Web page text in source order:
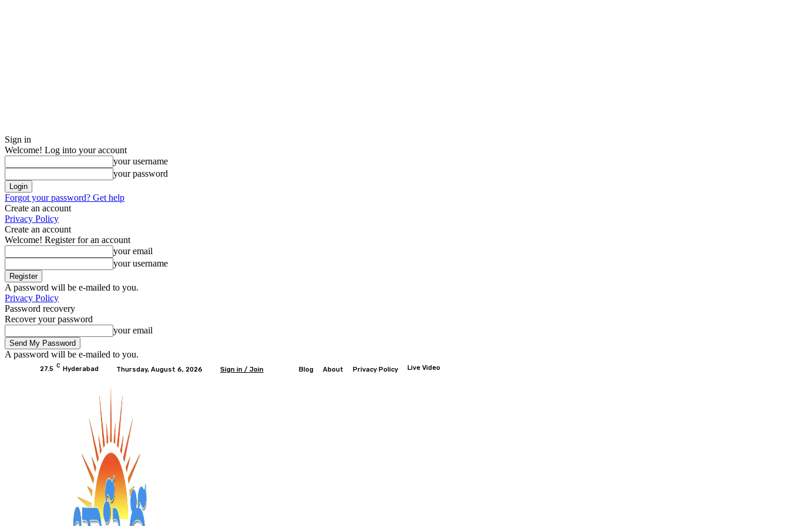
Sign in
Welcome! Log into your account
your username
your password
Forgot your password? Get help
Create an account
Privacy Policy
Create an account
Welcome! Register for an account
your email
your username
A password will be e-mailed to you.
Privacy Policy
Password recovery
Recover your password
your email
A password will be e-mailed to you.
27.5 C Hyderabad Thursday, August 6, 2026 Sign in / Join Blog About Privacy Policy Live Video